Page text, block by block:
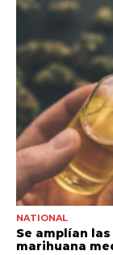
NATIONAL
Se amplían
marihuana